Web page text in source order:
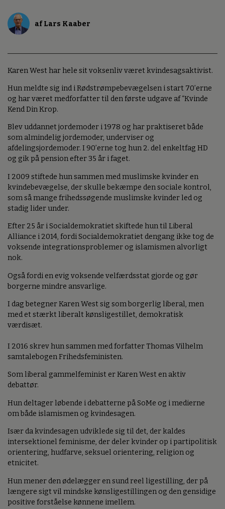
af Lars Kaaber
Karen West har hele sit voksenliv været kvindesagsaktivist.
Hun meldte sig ind i Rødstrømpebevægelsen i start 70’erne
og har været medforfatter til den første udgave af “Kvinde
Kend Din Krop.
Blev uddannet jordemoder i 1978 og har praktiseret både
som almindelig jordemoder, underviser og
afdelingsjordemoder. I 90’erne tog hun 2. del enkeltfag HD
og gik på pension efter 35 år i faget.
I 2009 stiftede hun sammen med muslimske kvinder en
kvindebevægelse, der skulle bekæmpe den sociale kontrol,
som så mange frihedssøgende muslimske kvinder led og
stadig lider under.
Efter 25 år i Socialdemokratiet skiftede hun til Liberal
Alliance i 2014, fordi Socialdemokratiet dengang ikke tog de
voksende integrationsproblemer og islamismen alvorligt
nok.
Også fordi en evig voksende velfærdsstat gjorde og gør
borgerne mindre ansvarlige.
I dag betegner Karen West sig som borgerlig liberal, men
med et stærkt liberalt kønsligestillet, demokratisk
værdisæt.
I 2016 skrev hun sammen med forfatter Thomas Vilhelm
samtalebogen Frihedsfeministen.
Som liberal gammelfeminist er Karen West en aktiv
debattør.
Hun deltager løbende i debatterne på SoMe og i medierne
om både islamismen og kvindesagen.
Især da kvindesagen udviklede sig til det, der kaldes
intersektionel feminisme, der deler kvinder op i partipolitisk
orientering, hudfarve, seksuel orientering, religion og
etnicitet.
Hun mener den ødelægger en sund reel ligestilling, der på
længere sigt vil mindske kønsligestillingen og den gensidige
positive forståelse kønnene imellem.